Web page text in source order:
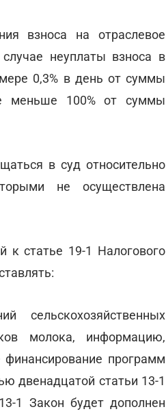
взноса на отраслевое
неуплаты взноса в
0,3% в день от суммы
меньше 100% от суммы
в суд относительно
не осуществлена
к статье 19-1 Налогового
сельскохозяйственных
молока, информацию,
программ
двенадцатой статьи 13-1
1 Закон будет дополнен